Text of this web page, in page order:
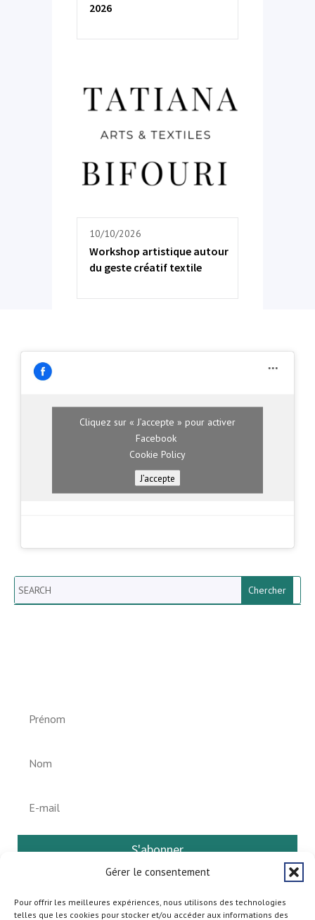
Gérer le consentement
Pour offrir les meilleures expériences, nous utilisons des technologies
telles que les cookies pour stocker et/ou accéder aux informations des
2026
10/10/2026
Workshop artistique autour
du geste créatif textile
Cliquez sur « J’accepte » pour activer
Facebook
Cookie Policy
J’accepte
Search
S'abonner